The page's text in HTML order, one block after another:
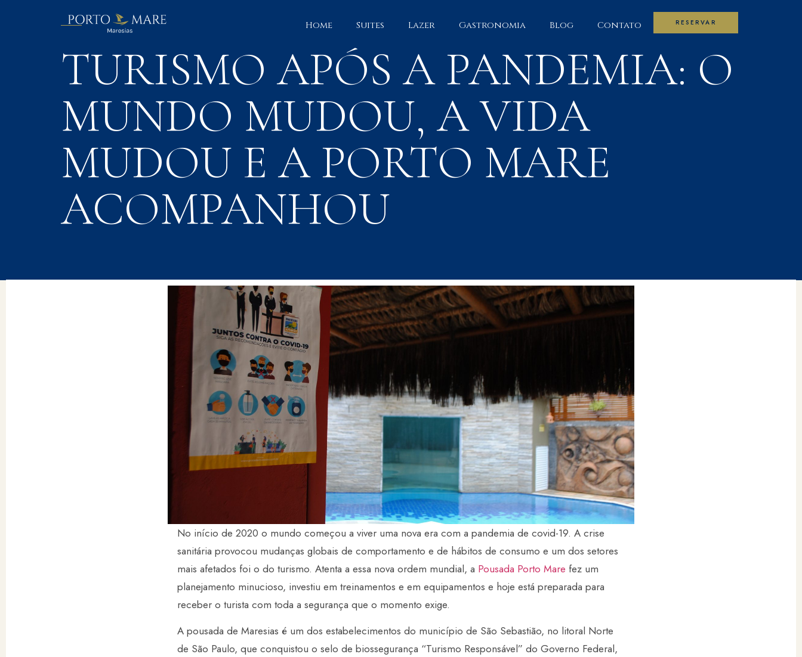
Home Suites Lazer Gastronomia Blog Contato RESERVAR
TURISMO APÓS A PANDEMIA: O
MUNDO MUDOU, A VIDA
MUDOU E A PORTO MARE
ACOMPANHOU
BLOG | ARTIGO
No início de 2020 o mundo começou a viver uma nova era com a pandemia de covid-19. A crise
sanitária provocou mudanças globais de comportamento e de hábitos de consumo e um dos setores
mais afetados foi o do turismo. Atenta a essa nova ordem mundial, a Pousada Porto Mare fez um
planejamento minucioso, investiu em treinamentos e em equipamentos e hoje está preparada para
receber o turista com toda a segurança que o momento exige.
A pousada de Maresias é um dos estabelecimentos do município de São Sebastião, no litoral Norte
de São Paulo, que conquistou o selo de biossegurança “Turismo Responsável” do Governo Federal,